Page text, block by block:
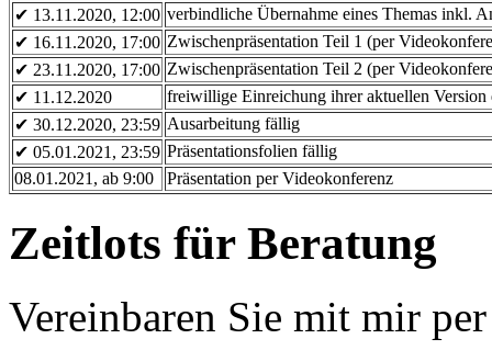
✔ 13.11.2020, 12:00 verbindliche Übernahme eines Themas inkl.
✔ 16.11.2020, 17:00 Zwischenpräsentation Teil 1 (per
✔ 23.11.2020, 17:00 Zwischenpräsentation Teil 2 (per
✔ 11.12.2020
freiwillige Einreichung ihrer aktuellen
✔ 30.12.2020, 23:59 Ausarbeitung fällig
✔ 05.01.2021, 23:59 Präsentationsfolien fällig
08.01.2021, ab 9:00
Präsentation per Videokonferenz
Zeitlots für Beratung
Vereinbaren Sie mit mir